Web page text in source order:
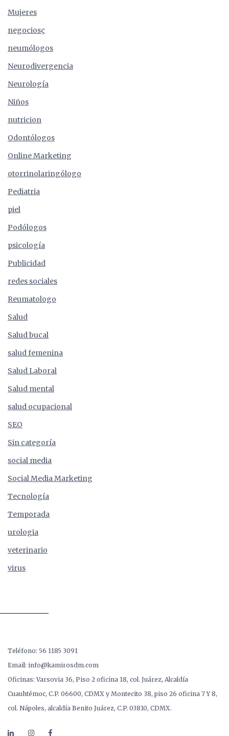
Mujeres
negociosç
neumólogos
Neurodivergencia
Neurología
Niños
nutricion
Odontólogos
Online Marketing
otorrinolaringólogo
Pediatria
piel
Podólogos
psicología
Publicidad
redes sociales
Reumatologo
Salud
Salud bucal
salud femenina
Salud Laboral
Salud mental
salud ocupacional
SEO
Sin categoría
social media
Social Media Marketing
Tecnología
Temporada
urologia
veterinario
virus
Teléfono: 56 1185 3091
Email: info@kamirosdm.com
Oficinas: Varsovia 36, Piso 2 oficina 18, col. Juárez, Alcaldía
Cuauhtémoc, C.P. 06600, CDMX y Montecito 38, piso 26 oficina 7 Y 8,
col. Nápoles, alcaldía Benito Juárez, C.P. 03810, CDMX.